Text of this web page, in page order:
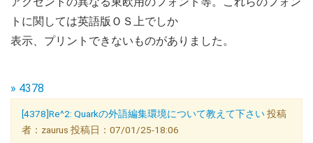
トに関しては英語版ＯＳ上でしか
表示、プリントできないものがありました。
» 4378
[4378]Re^2: Quarkの外語編集環境について教えて下さい投稿
者：zaurus 投稿日：07/01/25-18:06